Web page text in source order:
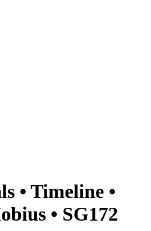
• Timeline •
• SG172